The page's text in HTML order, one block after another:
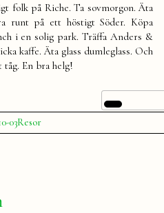
folk på Riche. Ta sovmorgon. Äta
runt på ett höstigt Söder. Köpa
i en solig park. Träffa Anders &
kaffe. Äta glass dumleglass. Och
En bra helg!
03Publicerat
i
Resor